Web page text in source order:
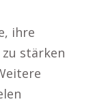
ihre
stärken